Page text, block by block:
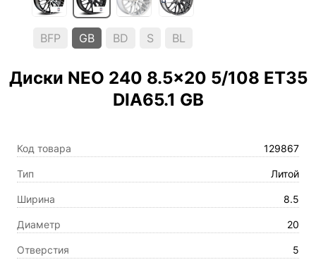
BFP GB BD S BL
Диски NEO 240 8.5×20 5/108 ET35
DIA65.1 GB
Код товара 129867
Тип Литой
Ширина 8.5
Диаметр 20
Отверстия 5